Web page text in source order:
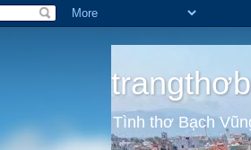
Tình thơ Bạch